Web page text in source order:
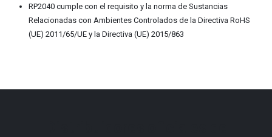
RP2040 cumple con el requisito y la norma de Sustancias
Relacionadas con Ambientes Controlados de la Directiva RoHS
(UE) 2011/65/UE y la Directiva (UE) 2015/863